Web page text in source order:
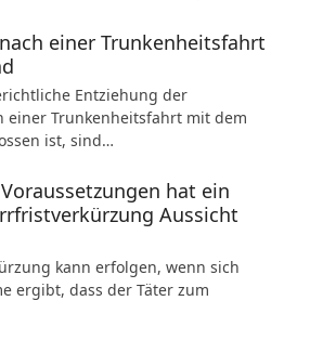
einer Trunkenheitsfahrt
Entziehung der
einer Trunkenheitsfahrt mit dem
ist, sind…
hat ein
Aussicht
kann erfolgen, wenn sich
ergibt, dass der Täter zum